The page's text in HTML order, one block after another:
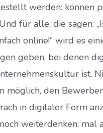
werden: können
für alle, die sagen:
online!“ wird es
geben, bei denen
ist.
möglich, den
in digitaler Form
weiterdenken: mal